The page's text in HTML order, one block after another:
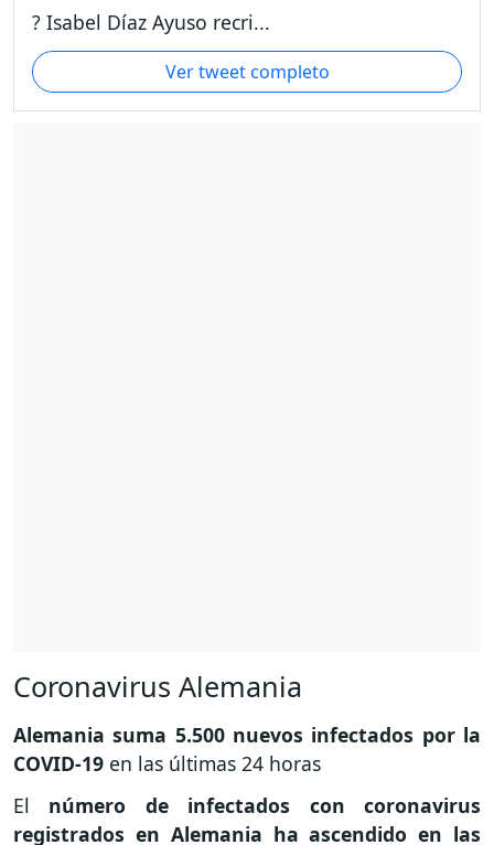
? Isabel Díaz Ayuso recri...
Ver tweet completo
Coronavirus Alemania
Alemania suma 5.500 nuevos infectados por la
COVID-19 en las últimas 24 horas
El número de infectados con coronavirus
registrados en Alemania ha ascendido en las